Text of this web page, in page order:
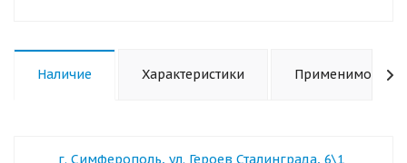
Наличие Характеристики Применимость
г. Симферополь, ул. Героев Сталинграда, 6\1